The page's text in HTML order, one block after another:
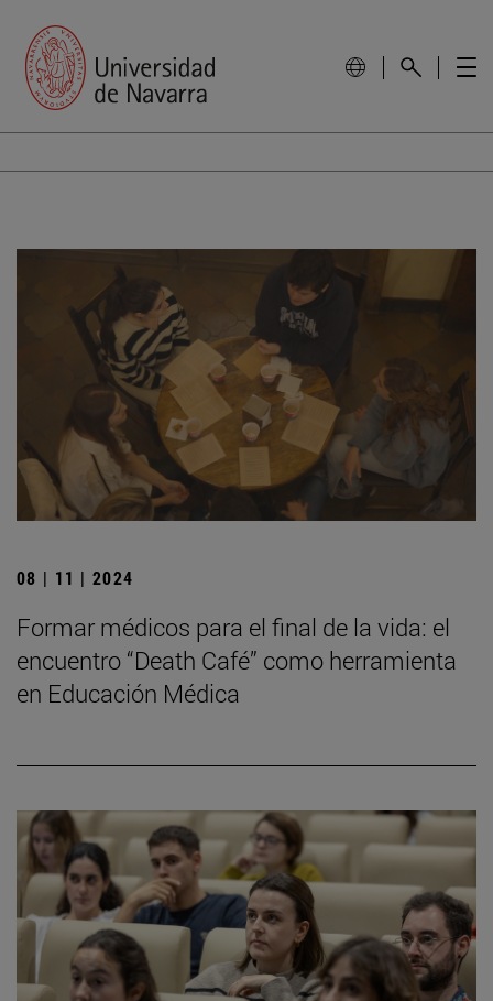
08 | 11 | 2024
Formar médicos para el final de la vida: el
encuentro “Death Café” como herramienta
en Educación Médica